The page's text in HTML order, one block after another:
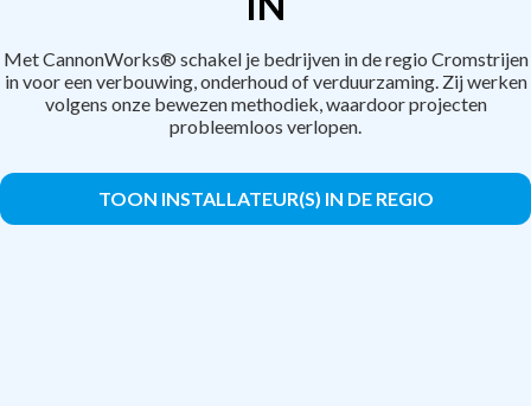
Met CannonWorks® schakel je bedrijven in de regio Cromstrijen
in voor een verbouwing, onderhoud of verduurzaming. Zij werken
volgens onze bewezen methodiek, waardoor projecten
probleemloos verlopen.
TOON INSTALLATEUR(S) IN DE REGIO